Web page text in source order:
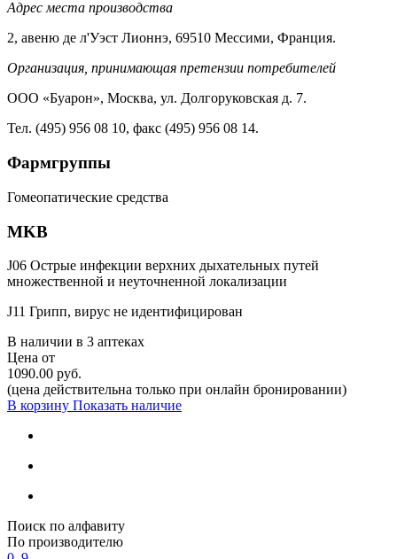
Адрес места производства
2, авеню де л'Уэст Лионнэ, 69510 Мессими, Франция.
Организация, принимающая претензии потребителей
ООО «Буарон», Москва, ул. Долгоруковская д. 7.
Тел. (495) 956 08 10, факс (495) 956 08 14.
Фармгруппы
Гомеопатические средства
MKB
J06 Острые инфекции верхних дыхательных путей
множественной и неуточненной локализации
J11 Грипп, вирус не идентифицирован
В наличии в 3 аптеках
Цена от
1090.00 руб.
(цена действительна только при онлайн бронировании)
В корзину Показать наличие
Поиск по алфавиту
По производителю